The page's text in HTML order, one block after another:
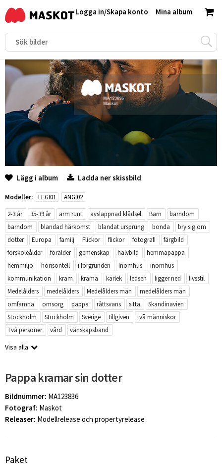
Mina album
Logga in/Skapa konto
Lägg i album Ladda ner skissbild
Modeller: LEGI01
ANGI02
2-3 år
35-39 år arm runt avslappnad klädsel Barn
barndom
barndom
blandad härkomst blandat ursprung bonda
bry sig om
dotter
Europa familj Flickor flickor fotografi
färgbild
förskoleålder
förälder gemenskap halvbild
hemmapappa
hemmiljö
horisontell i förgrunden Inomhus
inomhus
kommunikation
kram krama kärlek ledsen ligger ned
livsstil
Medelålders
medelålders Medelålders män
medelålders män
omfamna
omsorg pappa råttsvans sitta
Skandinavien
Stockholm
Stockholm Sverige tillgiven
två människor
Två personer
vård vänskapsband
Visa alla
Pappa kramar sin dotter
Bildnummer: MA123836
Fotograf: Maskot
Releaser: Modellrelease och propertyrelease
Paket